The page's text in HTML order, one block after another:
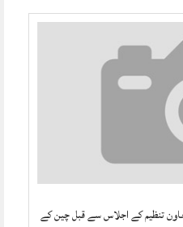
تنظیم کے اجلاس سے قبل چین کے